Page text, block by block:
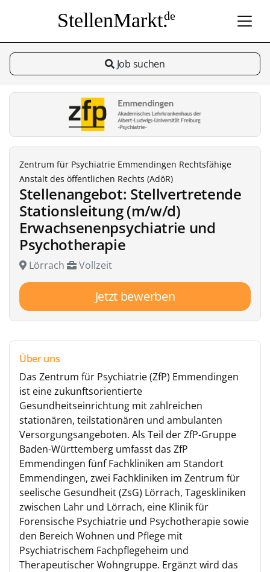
StellenMarkt.de
Job suchen
Zentrum für Psychiatrie Emmendingen Rechtsfähige
Anstalt des öffentlichen Rechts (AdöR)
Stellenangebot: Stellvertretende
Stationsleitung (m/w/d)
Erwachsenenpsychiatrie und
Psychotherapie
Lörrach Vollzeit
Jetzt bewerben
Über uns
Das Zentrum für Psychiatrie (ZfP) Emmendingen
ist eine zukunftsorientierte
Gesundheitseinrichtung mit zahlreichen
stationären, teilstationären und ambulanten
Versorgungsangeboten. Als Teil der ZfP-Gruppe
Baden-Württemberg umfasst das ZfP
Emmendingen fünf Fachkliniken am Standort
Emmendingen, zwei Fachkliniken im Zentrum für
seelische Gesundheit (ZsG) Lörrach, Tageskliniken
zwischen Lahr und Lörrach, eine Klinik für
Forensische Psychiatrie und Psychotherapie sowie
den Bereich Wohnen und Pflege mit
Psychiatrischem Fachpflegeheim und
Therapeutischer Wohngruppe. Ergänzt wird das